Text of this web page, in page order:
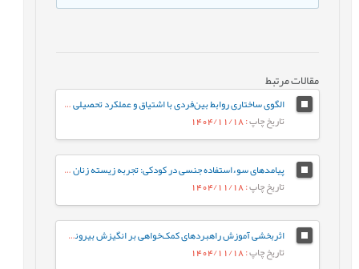
مقالات مرتبط
الگوی ساختاری روابط بین‌فردی با اشتیاق و عملکرد تحصیلی دانش‌آموزان دورۀ متوسطه با نقش میانجی عواطف مثبت
تاریخ چاپ: 1404/11/18
پیامدهای سوءاستفاده جنسی در کودکی: تجربه زیسته زنان ایرانی
تاریخ چاپ: 1404/11/18
اثربخشی آموزش راهبردهای کمک‌خواهی بر انگیزش بیرونی، انگیزش درونی، و بی‌انگیزگی تحصیلی دانش‌آموزان
تاریخ چاپ: 1404/11/18